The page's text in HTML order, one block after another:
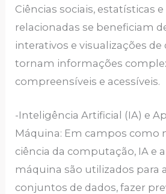
Ciências sociais, estatísticas
relacionadas se beneficiam
interativos e visualizações de
tornam informações
compreensíveis e acessíveis.
-Inteligência Artificial (IA) e
Máquina: Em campos como
ciência da computação, IA e
máquina são utilizados para
conjuntos de dados, fazer